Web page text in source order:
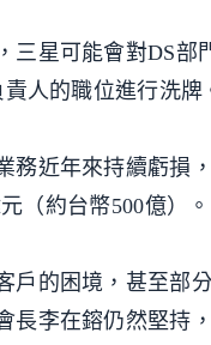
星可能會對DS
人的職位進行洗牌
近年來持續虧損
（約台幣500億）。
戶的困境，甚至部
長李在鎔仍然堅持